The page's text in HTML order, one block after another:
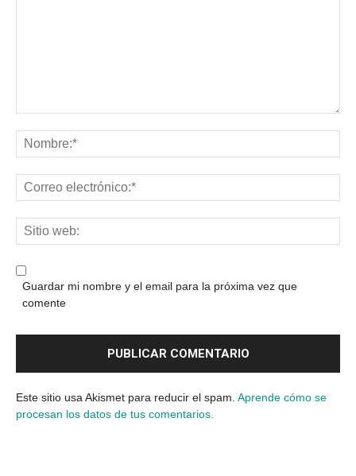
Guardar mi nombre y el email para la próxima vez que
comente
Este sitio usa Akismet para reducir el spam. Aprende cómo se
procesan los datos de tus comentarios.